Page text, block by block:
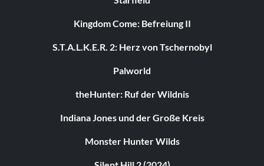
Kingdom Come: Befreiung II
S.T.A.L.K.E.R. 2: Herz von Tschernobyl
Palworld
theHunter: Ruf der Wildnis
Indiana Jones und der Große Kreis
Monster Hunter Wilds